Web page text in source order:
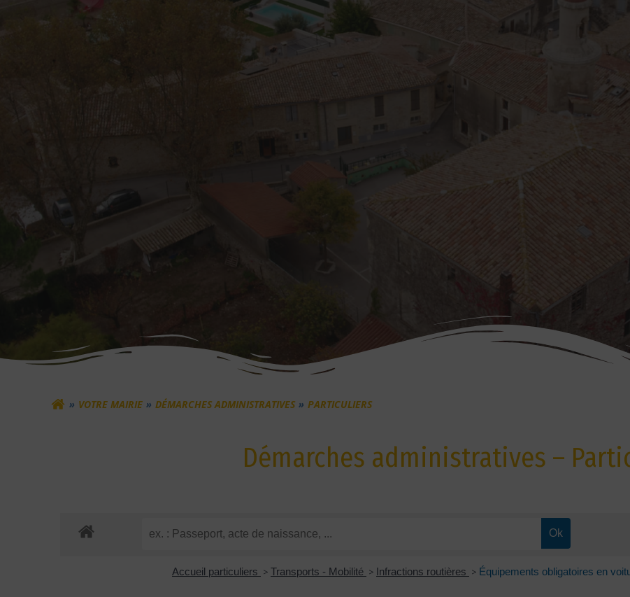
VOTRE MAIRIE DÉMARCHES ADMINISTRATIVES PARTICULIERS
Démarches administratives –
Accueil particuliers > Transports - Mobilité > Infractions routières > Équipements obligatoires en